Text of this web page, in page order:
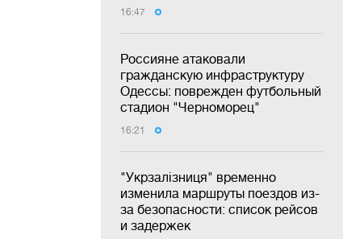
16:47
Россияне атаковали
гражданскую инфраструктуру
Одессы: поврежден футбольный
стадион "Черноморец"
16:21
"Укрзалізниця" временно
изменила маршруты поездов из-
за безопасности: список рейсов
и задержек